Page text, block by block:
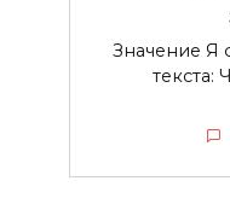
Значение Я
текста: